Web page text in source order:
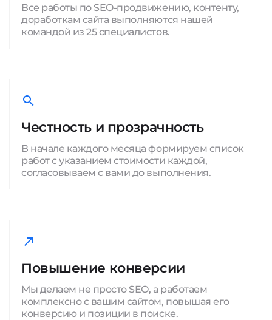
Все работы по SEO-продвижению, контенту,
доработкам сайта выполняются нашей
командой из 25 специалистов.
Честность и прозрачность
В начале каждого месяца формируем список
работ с указанием стоимости каждой,
согласовываем с вами до выполнения.
Повышение конверсии
Мы делаем не просто SEO, а работаем
комплексно с вашим сайтом, повышая его
конверсию и позиции в поиске.